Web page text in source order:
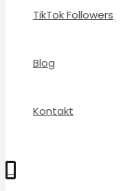
TikTok Followers
Blog
Kontakt